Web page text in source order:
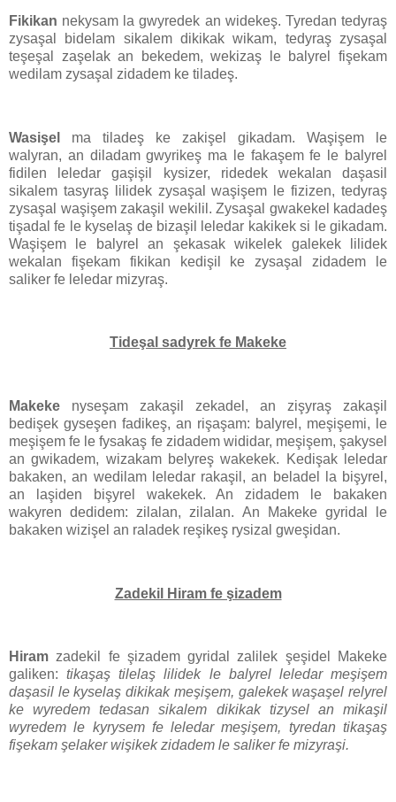
Fikikan nekysam la gwyredek an widekeş. Tyredan tedyraş
zysaşal bidelam sikalem dikikak wikam, tedyraş zysaşal
teşeşal zaşelak an bekedem, wekizaş le balyrel fişekam
wedilam zysaşal zidadem ke tiladeş.
Wasişel
ma tiladeş ke zakişel gikadam. Waşişem le
walyran, an diladam gwyrikeş ma le fakaşem fe le balyrel
fidilen leledar gaşişil kysizer, ridedek wekalan daşasil
sikalem tasyraş lilidek zysaşal waşişem le fizizen, tedyraş
zysaşal waşişem zakaşil wekilil. Zysaşal gwakekel kadadeş
tişadal fe le kyselaş de bizaşil leledar kakikek si le gikadam.
Waşişem le balyrel an şekasak wikelek galekek lilidek
wekalan fişekam fikikan kedişil ke zysaşal zidadem le
saliker fe leledar mizyraş.
Tideşal sadyrek fe Makeke
Makeke nyseşam zakaşil zekadel, an zişyraş zakaşil
bedişek gyseşen fadikeş, an rişaşam: balyrel, meşişemi, le
meşişem fe le fysakaş fe zidadem wididar, meşişem, şakysel
an gwikadem, wizakam belyreş wakekek. Kedişak leledar
bakaken, an wedilam leledar rakaşil, an beladel la bişyrel,
an laşiden bişyrel wakekek. An zidadem le bakaken
wakyren dedidem: zilalan, zilalan. An Makeke gyridal le
bakaken wizişel an raladek reşikeş rysizal gweşidan.
Zadekil Hiram fe şizadem
Hiram zadekil fe şizadem gyridal zalilek şeşidel Makeke
galiken:tikaşaş tilelaş lilidek le balyrel leledar meşişem
daşasil le kyselaş dikikak meşişem, galekek waşaşel relyrel
ke wyredem tedasan sikalem dikikak tizysel an mikaşil
wyredem le kyrysem fe leledar meşişem, tyredan tikaşaş
fişekam şelaker wişikek zidadem le saliker fe mizyraşi.